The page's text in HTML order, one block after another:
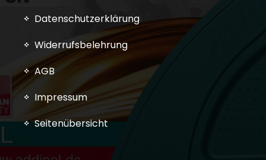
Datenschutzerklärung
Widerrufsbelehrung
AGB
Impressum
Seitenübersicht